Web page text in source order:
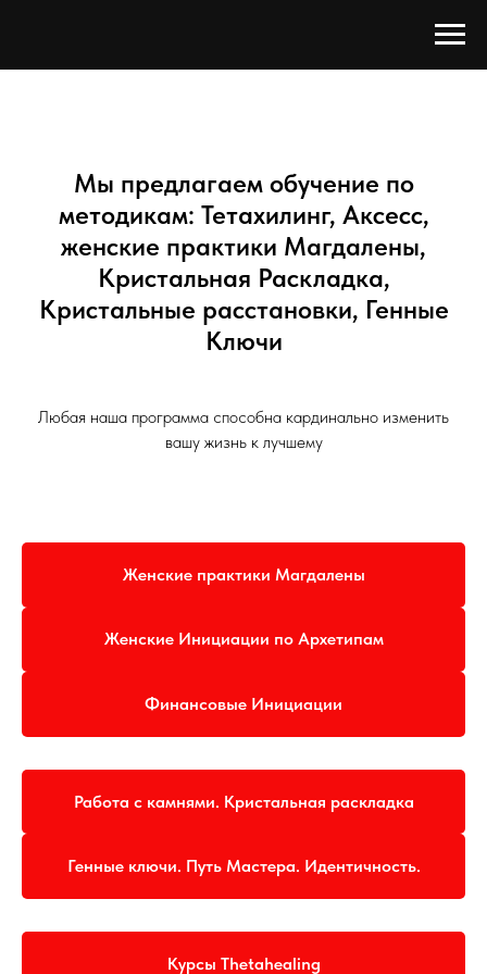
Мы предлагаем обучение по
методикам: Тетахилинг, Аксесс,
женские практики Магдалены,
Кристальная Раскладка,
Кристальные расстановки, Генные
Ключи
Любая наша программа способна кардинально изменить
вашу жизнь к лучшему
Женские практики Магдалены
Женские Инициации по Архетипам
Финансовые Инициации
Работа с камнями. Кристальная раскладка
Генные ключи. Путь Мастера. Идентичность.
Курсы Thetahealing